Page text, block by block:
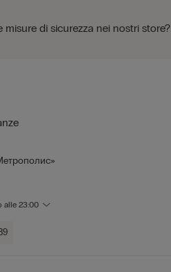
misure di sicurezza nei nostri store?
alle 23:00